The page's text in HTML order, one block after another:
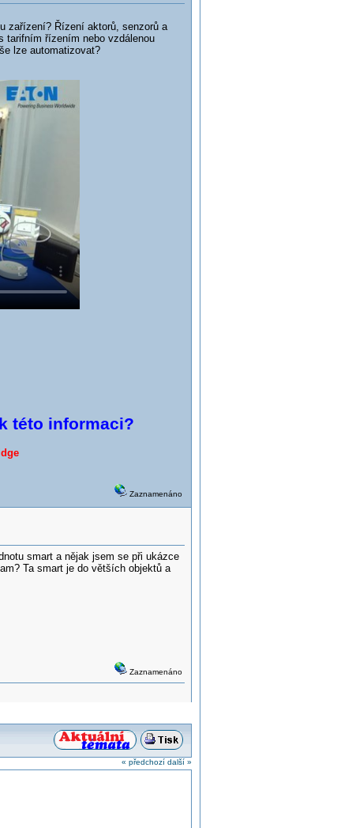
zařízení? Řízení aktorů, senzorů a
tarifním řízením nebo vzdálenou
lze automatizovat?
této informaci?
Zaznamenáno
smart a nějak jsem se při ukázce
Ta smart je do větších objektů a
Zaznamenáno
« předchozí další »